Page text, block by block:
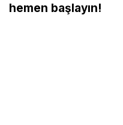
hemen başlayın!